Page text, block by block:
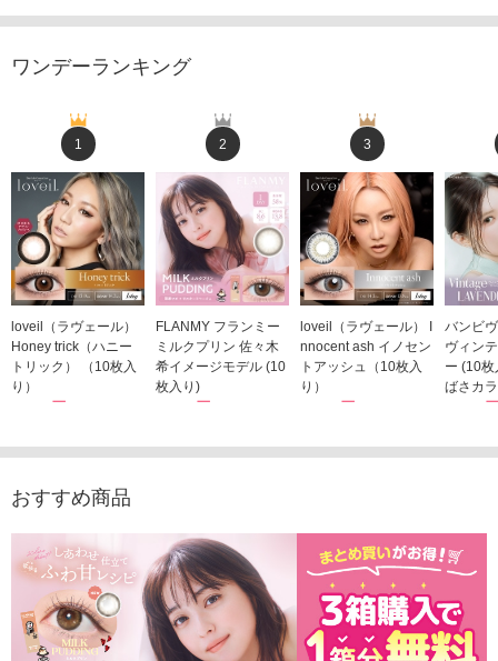
ワンデーランキング
1
loveil（ラヴェール）
Honey trick（ハニー
トリック） （10枚入
り）
1,760円
2
FLANMY フランミー
ミルクプリン 佐々木
希イメージモデル (10
枚入り)
1,815円
3
loveil（ラヴェール） I
nnocent ash イノセン
トアッシュ（10枚入
り）
1,760円
バンビ
ヴィン
ー (10
ばさカ
1,848
おすすめ商品